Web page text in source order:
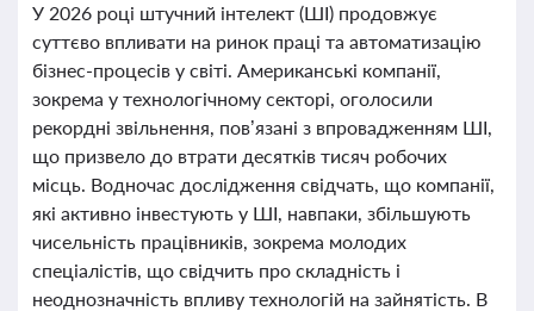
У 2026 році штучний інтелект (ШІ) продовжує
суттєво впливати на ринок праці та автоматизацію
бізнес-процесів у світі. Американські компанії,
зокрема у технологічному секторі, оголосили
рекордні звільнення, пов’язані з впровадженням ШІ,
що призвело до втрати десятків тисяч робочих
місць. Водночас дослідження свідчать, що компанії,
які активно інвестують у ШІ, навпаки, збільшують
чисельність працівників, зокрема молодих
спеціалістів, що свідчить про складність і
неоднозначність впливу технологій на зайнятість. В